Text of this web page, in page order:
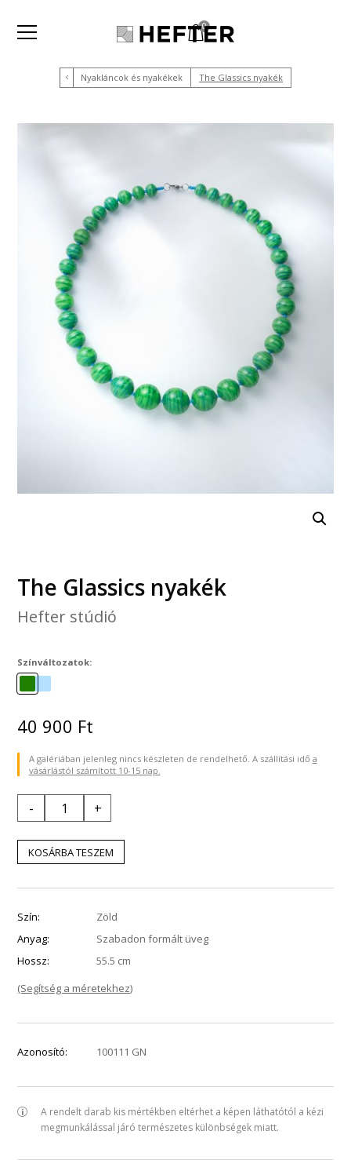
0
Nyakláncok és nyakékek The Glassics nyakék
The Glassics nyakék
Hefter stúdió
Színváltozatok:
40 900 Ft
A galériában jelenleg nincs készleten de rendelhető. A szállítási idő a
vásárlástól számított 10-15 nap.
The Glassics nyakék mennyiség
- +
KOSÁRBA TESZEM
Szín:
Zöld
Anyag:
Szabadon formált üveg
Hossz:
55.5 cm
(Segítség a méretekhez)
Azonosító: 100111 GN
A rendelt darab kis mértékben eltérhet a képen láthatótól a kézi
megmunkálással járó természetes különbségek miatt.